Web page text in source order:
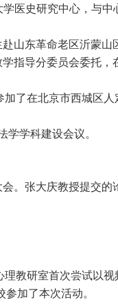
医史研究中心，与中
山东革命老区沂蒙山
指导分委员会委托
了在北京市西城区
学学科建设会议。
。张大庆教授提交
教研室首次尝试以
加了本次活动。